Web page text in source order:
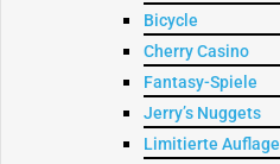
Bicycle
Cherry Casino
Fantasy-Spiele
Jerry’s Nuggets
Limitierte Auflage